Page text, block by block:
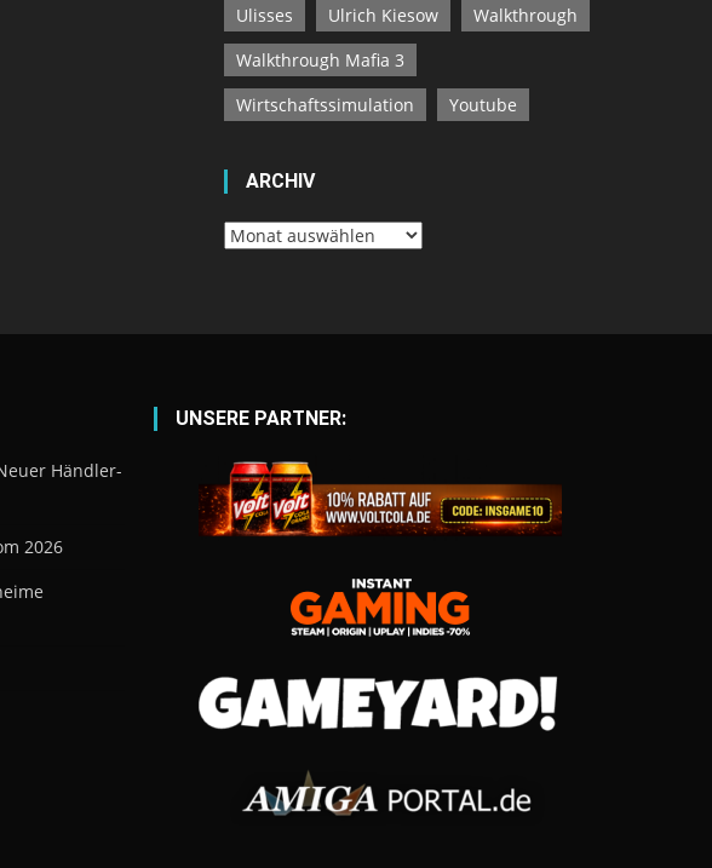
Ulisses
Ulrich Kiesow
Walkthrough
Walkthrough Mafia 3
Wirtschaftssimulation
Youtube
ARCHIV
Archiv
Händler-
2026
UNSERE PARTNER: